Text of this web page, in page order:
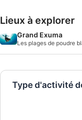
Lieux à explorer
Grand Exuma
Les plages de poudre
Type d'activité